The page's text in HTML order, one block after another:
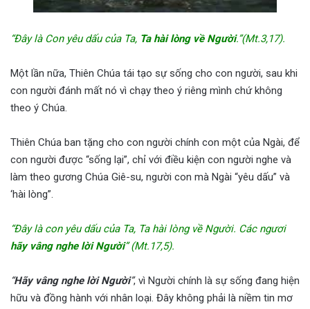
“Đây là Con yêu dấu của Ta, Ta hài lòng về Người.”(Mt.3,17).
Một lần nữa, Thiên Chúa tái tạo sự sống cho con người, sau khi
con người đánh mất nó vì chạy theo ý riêng mình chứ không
theo ý Chúa.
Thiên Chúa ban tặng cho con người chính con một của Ngài, để
con người được “sống lại”, chỉ với điều kiện con người nghe và
làm theo gương Chúa Giê-su, người con mà Ngài “yêu dấu” và
‘hài lòng”.
“Đây là con yêu dấu của Ta, Ta hài lòng về Người. Các ngươi
hãy vâng nghe lời Người” (Mt.17,5).
“Hãy vâng nghe lời Người”, vì Người chính là sự sống đang hiện
hữu và đồng hành với nhân loại. Đây không phải là niềm tin mơ